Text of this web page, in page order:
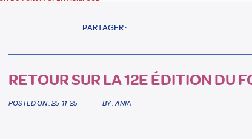
PARTAGER :
RETOUR SUR LA 12E ÉDITION DU
POSTED ON : 25-11-25 BY : ANIA